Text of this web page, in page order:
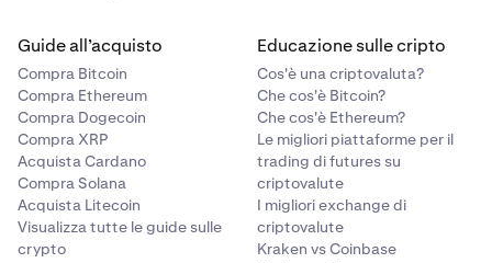
Guide all’acquisto
Compra Bitcoin
Compra Ethereum
Compra Dogecoin
Compra XRP
Acquista Cardano
Compra Solana
Acquista Litecoin
Visualizza tutte le guide sulle
crypto
Educazione sulle cripto
Cos'è una criptovaluta?
Che cos'è Bitcoin?
Che cos'è Ethereum?
Le migliori piattaforme per il
trading di futures su
criptovalute
I migliori exchange di
criptovalute
Kraken vs Coinbase